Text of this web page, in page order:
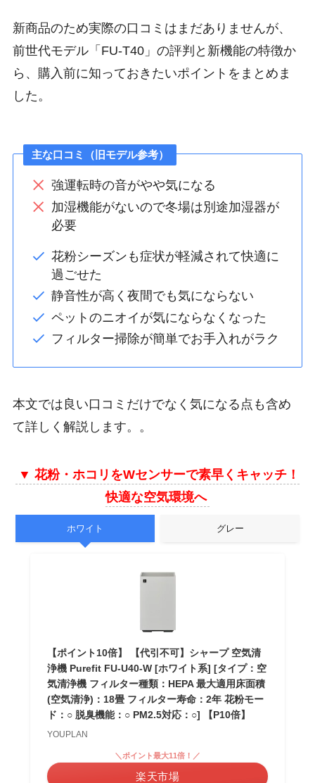
新商品のため実際の口コミはまだありませんが、
前世代モデル「FU-T40」の評判と新機能の特徴か
ら、購入前に知っておきたいポイントをまとめま
した。
主な口コミ（旧モデル参考）
強運転時の音がやや気になる
加湿機能がないので冬場は別途加湿器が
必要
花粉シーズンも症状が軽減されて快適に
過ごせた
静音性が高く夜間でも気にならない
ペットのニオイが気にならなくなった
フィルター掃除が簡単でお手入れがラク
本文では良い口コミだけでなく気になる点も含め
て詳しく解説します。。
▼ 花粉・ホコリをWセンサーで素早くキャッチ！
快適な空気環境へ
ホワイト グレー
【ポイント10倍】 【代引不可】シャープ 空気清
浄機 Purefit FU-U40-W [ホワイト系] [タイプ：空
気清浄機 フィルター種類：HEPA 最大適用床面積
(空気清浄)：18畳 フィルター寿命：2年 花粉モー
ド：○ 脱臭機能：○ PM2.5対応：○] 【P10倍】
YOUPLAN
＼ポイント最大11倍！／
楽天市場